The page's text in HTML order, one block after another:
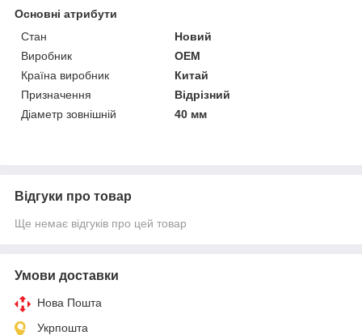
Основні атрибути
Стан
Новий
Виробник
OEM
Країна виробник
Китай
Призначення
Відрізний
Діаметр зовнішній
40 мм
Відгуки про товар
Ще немає відгуків про цей товар
Умови доставки
Нова Пошта
Укрпошта